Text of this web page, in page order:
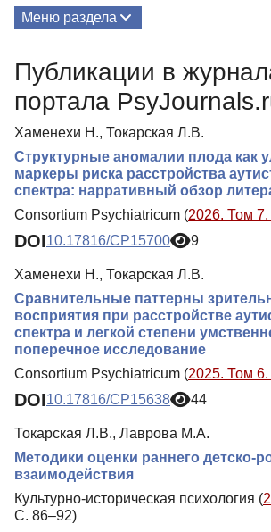
Меню раздела
Биография
Публикации в
портала
Хаменехи Н., Токарская Л.В.
Структурные аномалии плода как
маркеры риска расстройства
спектра: нарративный обзор
Consortium Psychiatricum (2026. Том
DOI10.17816/CP15700 9
Хаменехи Н., Токарская Л.В.
Сравнительные паттерны
восприятия при расстройстве
спектра и легкой степени
поперечное исследование
Consortium Psychiatricum (2025. Том
DOI10.17816/CP15638 44
Токарская Л.В., Лаврова М.А.
Методики оценки раннего детско-
взаимодействия
Культурно-историческая психология (
С. 86–92)